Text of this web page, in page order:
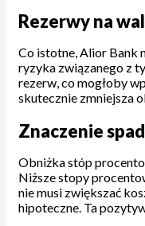
Rezerwy na
Co istotne, Alior Bank
ryzyka związanego z
rezerw, co mogłoby
skutecznie zmniejsza
Znaczenie
Obniżka stóp
Niższe stopy
nie musi zwiększać
hipoteczne. Ta